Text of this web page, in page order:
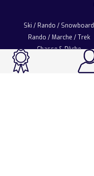
Ski / Rando / Snowboard
Rando / Marche / Trek
Chasse & Pêche